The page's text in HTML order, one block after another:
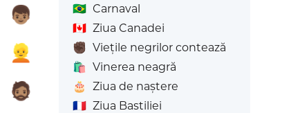
👦🏽
👱
🧔🏽
🇧🇷 Carnaval
🇨🇦 Ziua Canadei
✊🏿 Viețile negrilor contează
🛍️ Vinerea neagră
🎂
Ziua de naștere
🇫🇷 Ziua Bastiliei